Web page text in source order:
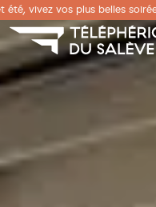
été, vivez vos plus belles
Panneau de gestion des